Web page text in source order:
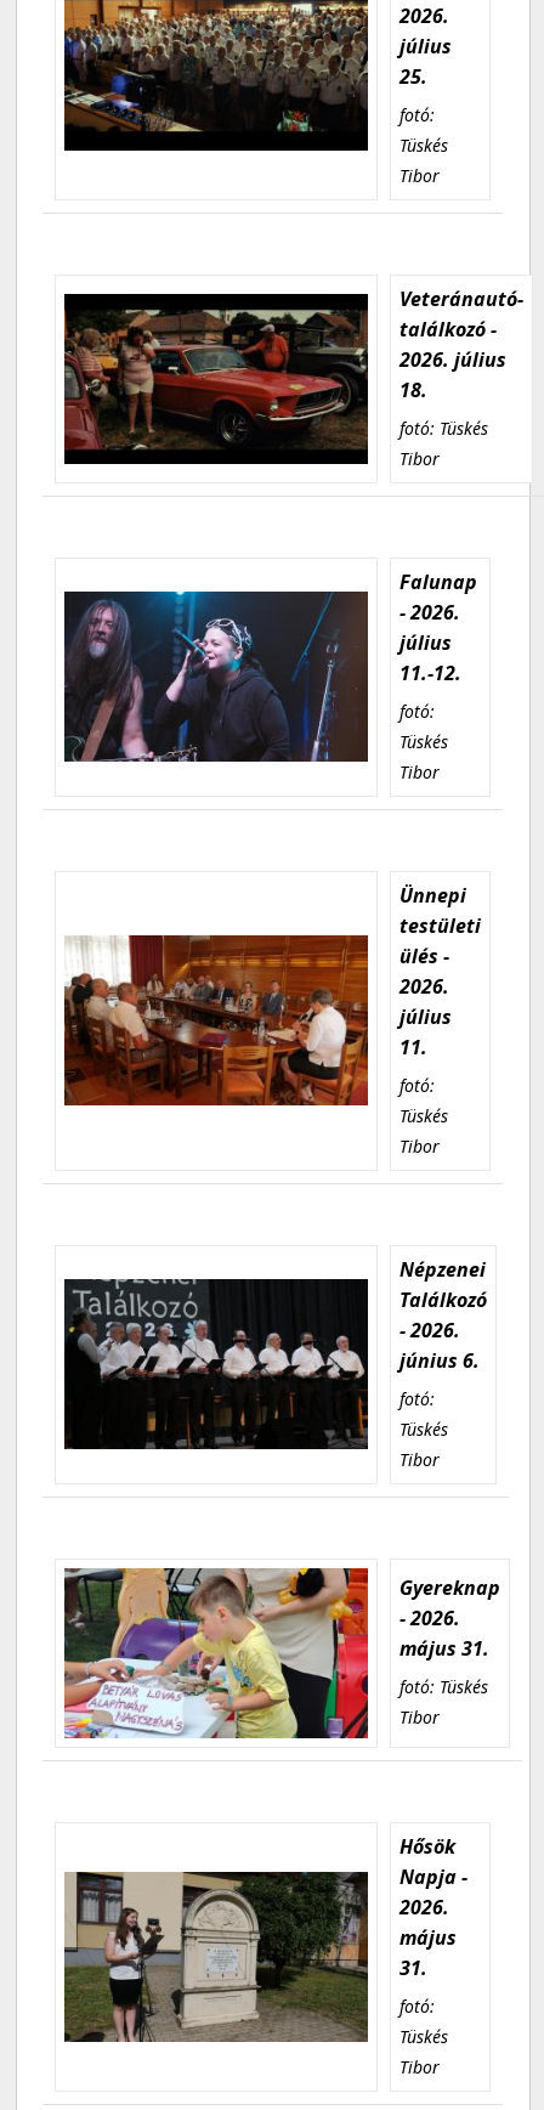
2026.
július
25.
fotó:
Tüskés
Tibor
Veteránautó-
találkozó -
2026. július
18.
fotó: Tüskés
Tibor
Falunap
- 2026.
július
11.-12.
fotó:
Tüskés
Tibor
Ünnepi
testületi
ülés -
2026.
július
11.
fotó:
Tüskés
Tibor
Népzenei
Találkozó
- 2026.
június 6.
fotó:
Tüskés
Tibor
Gyereknap
- 2026.
május 31.
fotó: Tüskés
Tibor
Hősök
Napja -
2026.
május
31.
fotó:
Tüskés
Tibor